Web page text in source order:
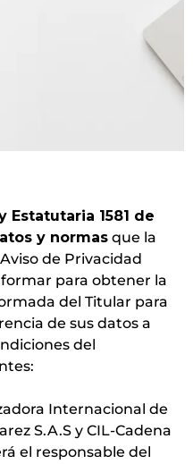
Estatutaria 1581 de
y normas que la
de Privacidad
para obtener la
del Titular para
de sus datos a
del
Internacional de
S.A.S y CIL-Cadena
el responsable del